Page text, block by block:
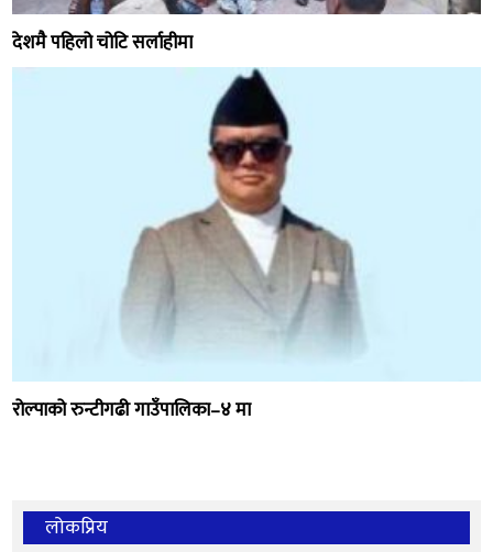
देशमै पहिलो चोटि सर्लाहीमा
रोल्पाको रुन्टीगढी गाउँपालिका–४ मा
लोकप्रिय